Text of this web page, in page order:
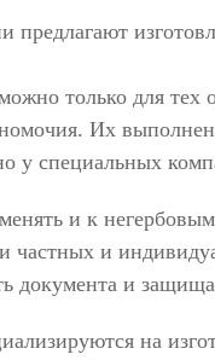
предлагают
только для
Их
у специальных
и к
и
документа и
на